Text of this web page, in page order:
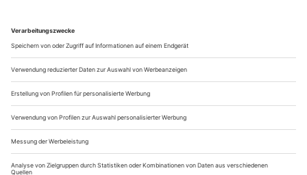
des erworbenen Bezugszeitraumes automatisch in Kraft.
Aus steuerlichen Gründen abweichende Preise für Käufe
außerhalb Deutschlands (Endpreis vor Auslösen der Bestellung
ersichtlich)
9,99 €